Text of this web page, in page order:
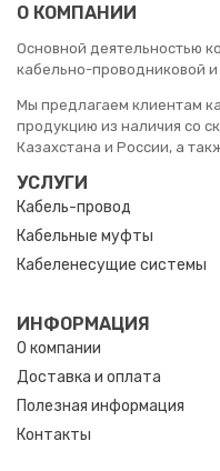
О КОМПАНИИ
Основной деятельностью
кабельно-проводниковой и
Мы предлагаем клиентам
продукцию из наличия со
Казахстана и России, а
УСЛУГИ
Кабель-провод
Кабельные муфты
Кабеленесущие системы
ИНФОРМАЦИЯ
О компании
Доставка и оплата
Полезная информация
Контакты